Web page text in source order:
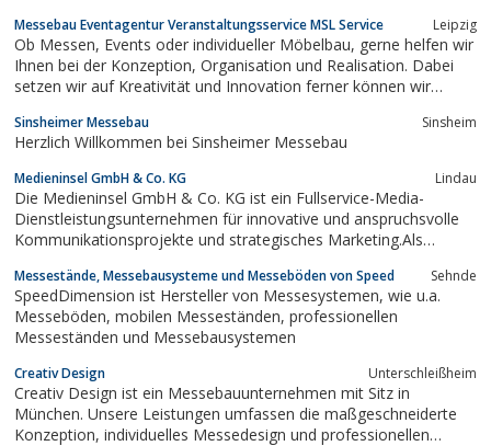
Messebau Eventagentur Veranstaltungsservice MSL Service Leipzig
Ob Messen, Events oder individueller Möbelbau, gerne helfen wir
Ihnen bei der Konzeption, Organisation und Realisation. Dabei
setzen wir auf Kreativität und Innovation ferner können wir
im Mittelpunkt unserer Planung und bringen Ihren Charakter mit
unserer Hilfe...
Sinsheimer Messebau Sinsheim
Herzlich Willkommen bei Sinsheimer Messebau
Medieninsel GmbH & Co. KG Lindau
Die Medieninsel GmbH & Co. KG ist ein Fullservice-Media-
Dienstleistungsunternehmen für innovative und anspruchsvolle
Kommunikationsprojekte und strategisches Marketing.Als
digitalen Medien als auch die klassische Werbung mit einer für
unsere Kunden kosteneffizienten...
Messestände, Messebausysteme und Messeböden von Speed Sehnde
SpeedDimension ist Hersteller von Messesystemen, wie u.a.
Messeböden, mobilen Messeständen, professionellen
Messeständen und Messebausystemen
Creativ Design Unterschleißheim
Creativ Design ist ein Messebauunternehmen mit Sitz in
München. Unsere Leistungen umfassen die maßgeschneiderte
Konzeption, individuelles Messedesign und professionellen